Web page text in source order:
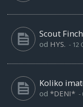
Scout Finch
od HYS. - 12
Koliko
od *DENI* -